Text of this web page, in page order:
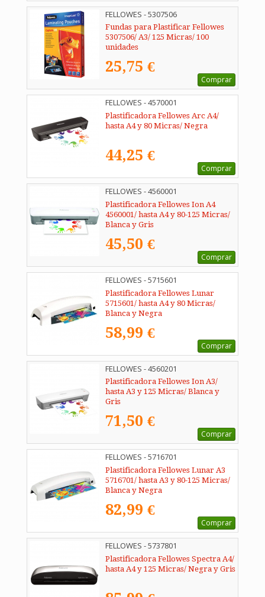
FELLOWES - 5307506
Fundas para Plastificar Fellowes
5307506/ A3/ 125 Micras/ 100
unidades
25,75 €
Comprar
FELLOWES - 4570001
Plastificadora Fellowes Arc A4/
hasta A4 y 80 Micras/ Negra
44,25 €
Comprar
FELLOWES - 4560001
Plastificadora Fellowes Ion A4
4560001/ hasta A4 y 80-125 Micras/
Blanca y Gris
45,50 €
Comprar
FELLOWES - 5715601
Plastificadora Fellowes Lunar
5715601/ hasta A4 y 80 Micras/
Blanca y Negra
58,99 €
Comprar
FELLOWES - 4560201
Plastificadora Fellowes Ion A3/
hasta A3 y 125 Micras/ Blanca y
Gris
71,50 €
Comprar
FELLOWES - 5716701
Plastificadora Fellowes Lunar A3
5716701/ hasta A3 y 80-125 Micras/
Blanca y Negra
82,99 €
Comprar
FELLOWES - 5737801
Plastificadora Fellowes Spectra A4/
hasta A4 y 125 Micras/ Negra y Gris